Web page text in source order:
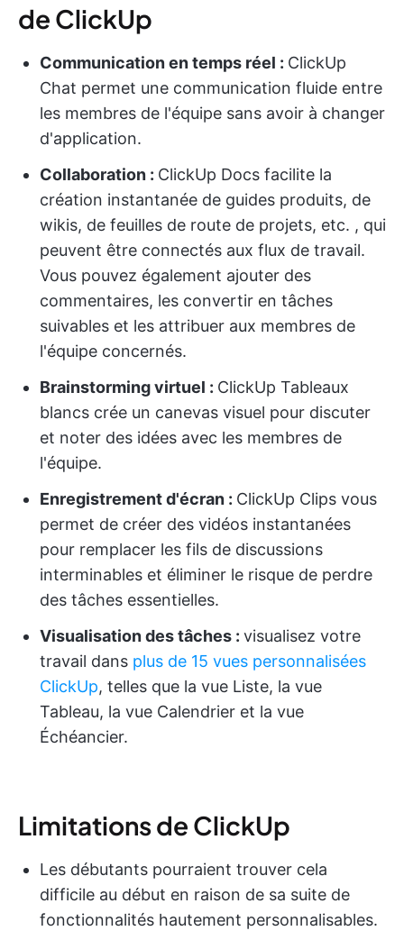
de ClickUp
Communication en temps réel : ClickUp
Chat permet une communication fluide entre
les membres de l'équipe sans avoir à changer
d'application.
Collaboration : ClickUp Docs facilite la
création instantanée de guides produits, de
wikis, de feuilles de route de projets, etc. , qui
peuvent être connectés aux flux de travail.
Vous pouvez également ajouter des
commentaires, les convertir en tâches
suivables et les attribuer aux membres de
l'équipe concernés.
Brainstorming virtuel : ClickUp Tableaux
blancs crée un canevas visuel pour discuter
et noter des idées avec les membres de
l'équipe.
Enregistrement d'écran : ClickUp Clips vous
permet de créer des vidéos instantanées
pour remplacer les fils de discussions
interminables et éliminer le risque de perdre
des tâches essentielles.
Visualisation des tâches : visualisez votre
travail dans plus de 15 vues personnalisées
ClickUp, telles que la vue Liste, la vue
Tableau, la vue Calendrier et la vue
Échéancier.
Limitations de ClickUp
Les débutants pourraient trouver cela
difficile au début en raison de sa suite de
fonctionnalités hautement personnalisables.